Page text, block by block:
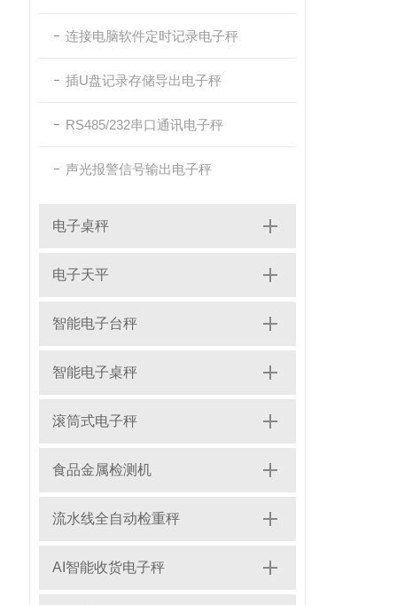
连接电脑软件定时记录电子秤
插U盘记录存储导出电子秤
RS485/232串口通讯电子秤
声光报警信号输出电子秤
电子桌秤
电子天平
智能电子台秤
智能电子桌秤
滚筒式电子秤
食品金属检测机
流水线全自动检重秤
AI智能收货电子秤